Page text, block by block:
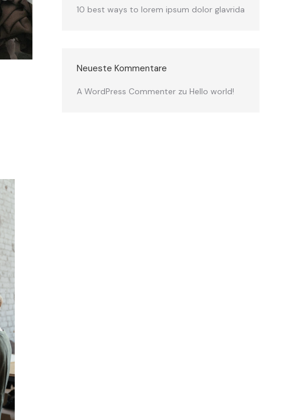
10 best ways to lorem ipsum dolor glavrida
Neueste Kommentare
A WordPress Commenter zu Hello world!